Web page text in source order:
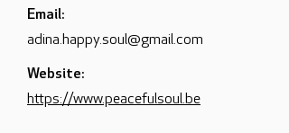
Email:
adina.happy.soul@gmail.com
Website:
https://www.peacefulsoul.be